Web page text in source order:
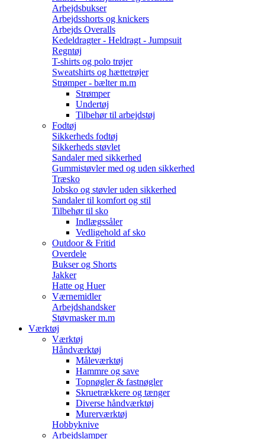
Arbejdsbukser
Arbejdsshorts og knickers
Arbejds Overalls
Kedeldragter - Heldragt - Jumpsuit
Regntøj
T-shirts og polo trøjer
Sweatshirts og hættetrøjer
Strømper - bælter m.m
Strømper
Undertøj
Tilbehør til arbejdstøj
Fodtøj
Sikkerheds fodtøj
Sikkerheds støvlet
Sandaler med sikkerhed
Gummistøvler med og uden sikkerhed
Træsko
Jobsko og støvler uden sikkerhed
Sandaler til komfort og stil
Tilbehør til sko
Indlægssåler
Vedligehold af sko
Outdoor & Fritid
Overdele
Bukser og Shorts
Jakker
Hatte og Huer
Værnemidler
Arbejdshandsker
Støvmasker m.m
Værktøj
Værktøj
Håndværktøj
Måleværktøj
Hammre og save
Topnøgler & fastnøgler
Skruetrækkere og tænger
Diverse håndværktøj
Murerværktøj
Hobbyknive
Arbejdslamper